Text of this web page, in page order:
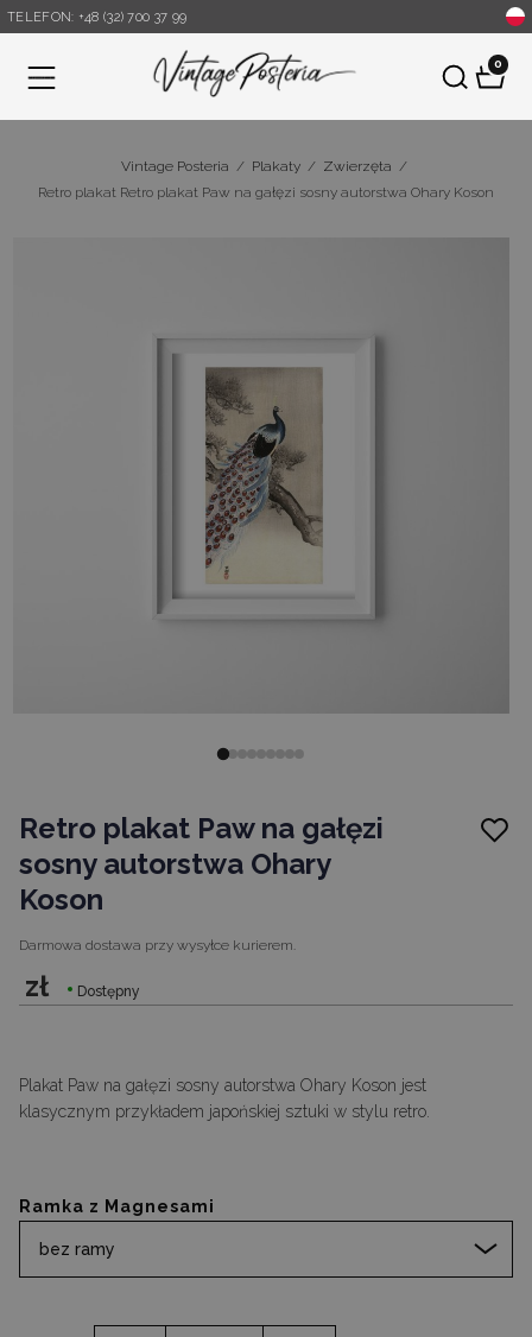
TELEFON: +48 (32) 700 37 99
Menu
0
Vintage Posteria / Plakaty / Zwierzęta /
Retro plakat Retro plakat Paw na gałęzi sosny autorstwa Ohary Koson
Retro plakat Paw na gałęzi
sosny autorstwa Ohary
Koson
Darmowa dostawa przy wysyłce kurierem.
zł Dostępny
Plakat Paw na gałęzi sosny autorstwa Ohary Koson jest
klasycznym przykładem japońskiej sztuki w stylu retro.
Ramka z Magnesami
bez ramy